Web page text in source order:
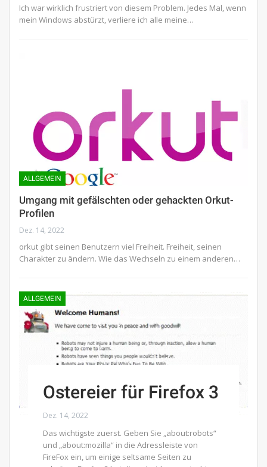
Ich war wirklich frustriert von diesem Problem. Jedes Mal, wenn
mein Windows abstürzt, verliere ich alle meine…
ALLGEMEIN
Umgang mit gefälschten oder gehackten Orkut-
Profilen
Dez. 14, 2022
orkut gibt seinen Benutzern viel Freiheit. Freiheit, seinen
Charakter zu ändern. Wie das Wechseln zu einem anderen…
ALLGEMEIN
Ostereier für Firefox 3
Dez. 14, 2022
Das wichtigste zuerst. Geben Sie „about:robots“
und „about:mozilla“ in die Adressleiste von
FireFox ein, um einige seltsame Seiten zu